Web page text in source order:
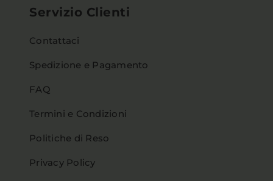
Servizio Clienti
Contattaci
Spedizione e Pagamento
FAQ
Termini e Condizioni
Politiche di Reso
Privacy Policy